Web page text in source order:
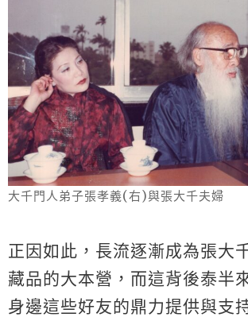
大千門人弟子張孝義(右)與張大千夫婦
正因如此，長流逐漸成為張大
藏品的大本營，而這背後泰半
身邊這些好友的鼎力提供與支